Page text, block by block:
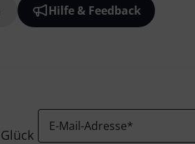
Hilfe & Feedback
E-Mail-Adresse*